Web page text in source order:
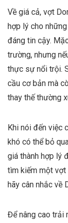
Về giá cả, vợt
hợp lý cho
đáng tin cậy.
trường, nhưng
thực sự nổi trội.
cầu cơ bản mà
thay thế thường
Khi nói đến việc
khó có thể bỏ
giá thành hợp lý
tìm kiếm một vợt
hãy cân nhắc về
Để nâng cao trải